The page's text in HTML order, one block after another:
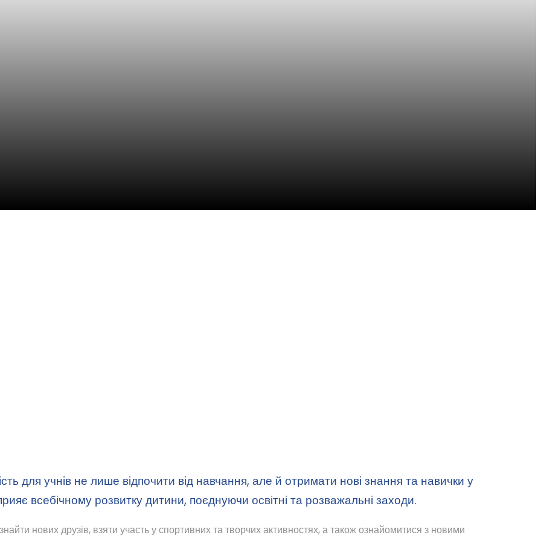
для учнів не лише відпочити від навчання, але й отримати нові знання та навички у
всебічному розвитку дитини, поєднуючи освітні та розважальні заходи.
нових друзів, взяти участь у спортивних та творчих активностях, а також ознайомитися з новими